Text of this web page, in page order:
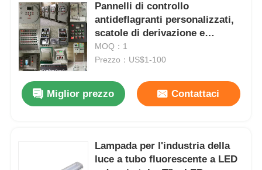
Pannelli di controllo
antideflagranti personalizzati,
scatole di derivazione e
custodie elettriche
MOQ：1
Prezzo：US$1-100
Miglior prezzo Contattaci
Lampada per l'industria della
luce a tubo fluorescente a LED